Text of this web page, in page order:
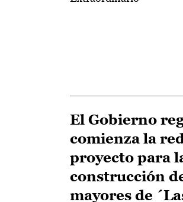
El Gobierno
comienza la
proyecto para
construcción
mayores de